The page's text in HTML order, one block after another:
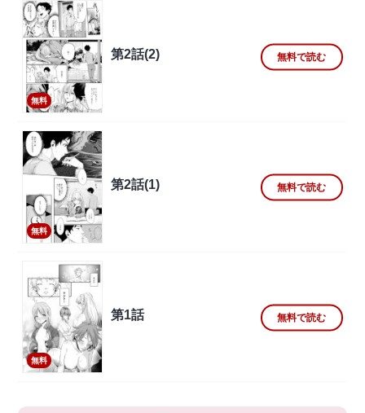
無料
第2話(2) 無料で読む
無料
第2話(1) 無料で読む
無料
第1話 無料で読む